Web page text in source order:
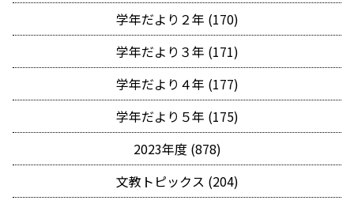
学年だより２年 (170)
学年だより３年 (171)
学年だより４年 (177)
学年だより５年 (175)
2023年度 (878)
文教トピックス (204)